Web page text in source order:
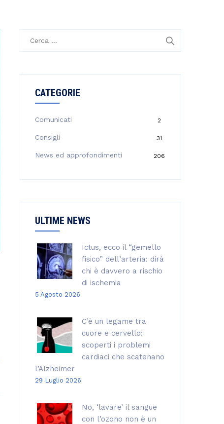
CATEGORIE
Comunicati 2
Consigli 31
News ed approfondimenti 206
ULTIME NEWS
Ictus, ecco il “gemello
fisico” dell’arteria: dirà
chi è davvero a rischio
di ischemia
5 Agosto 2026
C’è un legame tra
cuore e cervello:
scoperti i problemi
cardiaci che scatenano
l’Alzheimer
29 Luglio 2026
No, ‘lavare’ il sangue
con l’ozono non è un